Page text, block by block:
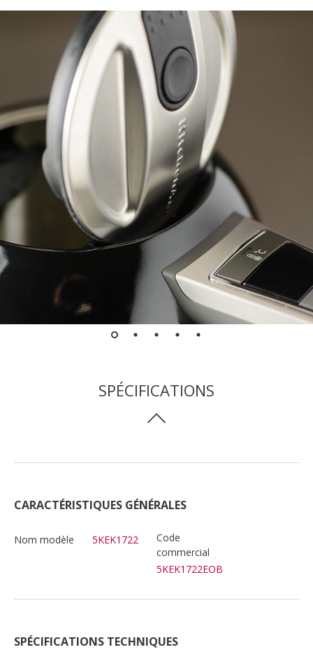
SPÉCIFICATIONS
CARACTÉRISTIQUES GÉNÉRALES
Nom modèle 5KEK1722
Code
commercial
5KEK1722EOB
SPÉCIFICATIONS TECHNIQUES